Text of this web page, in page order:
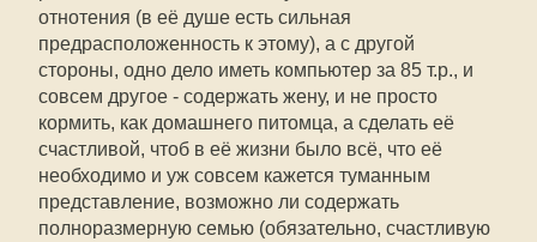
отнотения (в её душе есть сильная
предрасположенность к этому), а с другой
стороны, одно дело иметь компьютер за 85 т.р., и
совсем другое - содержать жену, и не просто
кормить, как домашнего питомца, а сделать её
счастливой, чтоб в её жизни было всё, что её
необходимо и уж совсем кажется туманным
представление, возможно ли содержать
полноразмерную семью (обязательно, счастливую